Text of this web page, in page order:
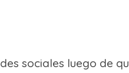
sociales luego de